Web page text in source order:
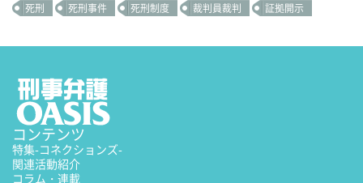
死刑
死刑事件 死刑制度 裁判員裁判 証拠開示
コンテンツ
特集-コネクションズ-
関連活動紹介
コラム・連載